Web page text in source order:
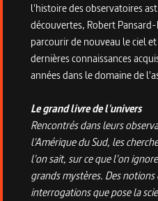
l'histoire des observatoires
découvertes, Robert
parcourir de nouveau le ciel
dernières connaissances
années dans le domaine de
Le grand livre de l'univers
Rencontrés dans leurs
l'Amérique du Sud, les
l'on sait, sur ce que l'on
grands mystères. Des notions
interrogations que pose la